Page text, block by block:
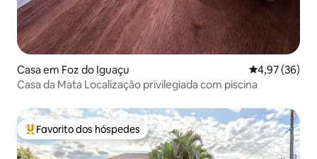
Casa em Foz do Iguaçu Classificação
4,97 (36)
Casa da Mata Localização privilegiada com piscina
Favoritos dos hóspedes mais apreciados
Favorito dos hóspedes